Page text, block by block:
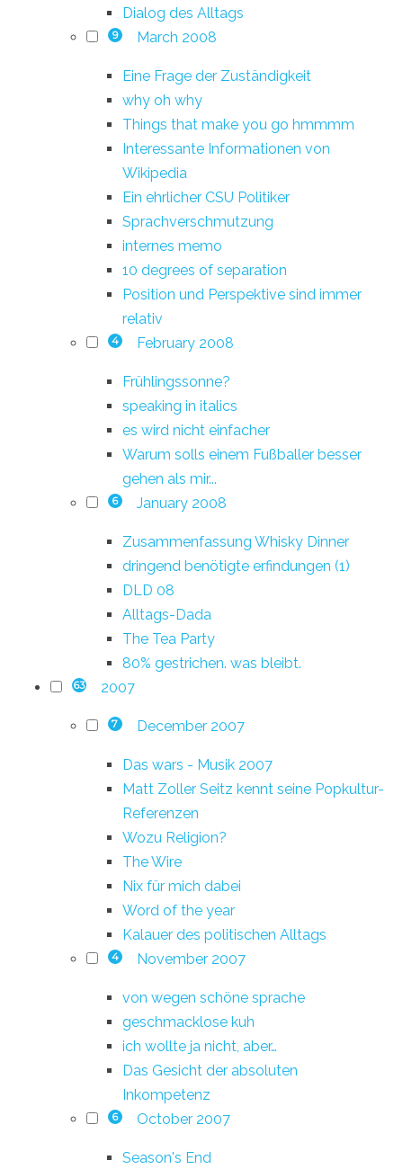
Dialog des Alltags
9 March 2008
Eine Frage der Zuständigkeit
why oh why
Things that make you go hmmmm
Interessante Informationen von
Wikipedia
Ein ehrlicher CSU Politiker
Sprachverschmutzung
internes memo
10 degrees of separation
Position und Perspektive sind immer
relativ
4 February 2008
Frühlingssonne?
speaking in italics
es wird nicht einfacher
Warum solls einem Fußballer besser
gehen als mir...
6 January 2008
Zusammenfassung Whisky Dinner
dringend benötigte erfindungen (1)
DLD 08
Alltags-Dada
The Tea Party
80% gestrichen. was bleibt.
63 2007
7 December 2007
Das wars - Musik 2007
Matt Zoller Seitz kennt seine Popkultur-
Referenzen
Wozu Religion?
The Wire
Nix für mich dabei
Word of the year
Kalauer des politischen Alltags
4 November 2007
von wegen schöne sprache
geschmacklose kuh
ich wollte ja nicht, aber…
Das Gesicht der absoluten
Inkompetenz
6 October 2007
Season's End